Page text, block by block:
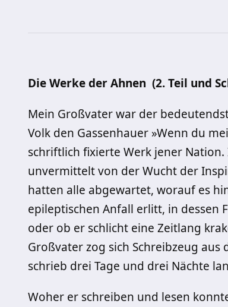
Die Werke der Ahnen (2. Teil und
Mein Großvater war der
Volk den Gassenhauer »Wenn du
schriftlich fixierte Werk jener
unvermittelt von der Wucht der
hatten alle abgewartet, worauf es
epileptischen Anfall erlitt, in dessen
oder ob er schlicht eine Zeitlang
Großva­ter zog sich Schreibzeug
schrieb drei Tage und drei Nächte
Woher er schreiben und lesen